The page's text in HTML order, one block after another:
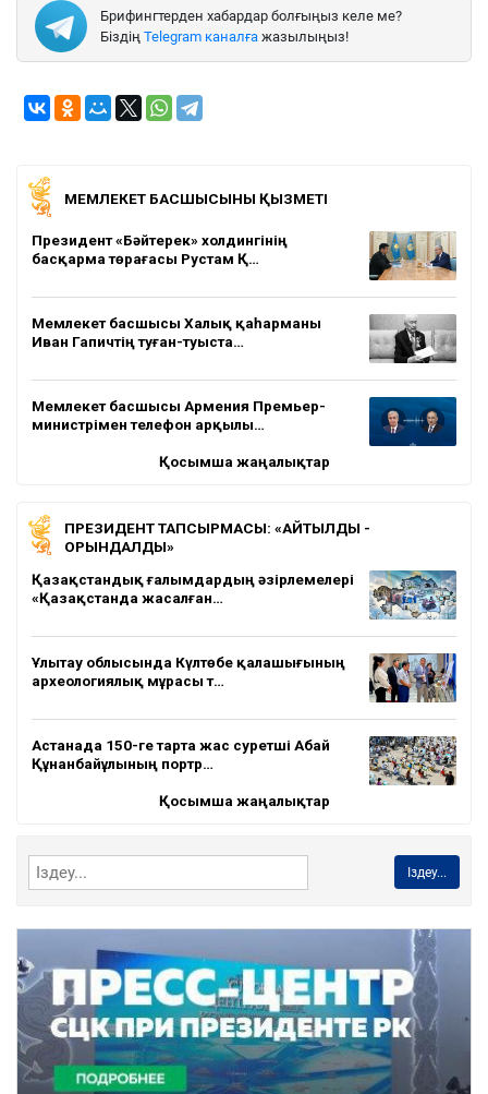
Брифингтерден хабардар болғыңыз келе ме?
Біздің Telegram каналға жазылыңыз!
МЕМЛЕКЕТ БАСШЫСЫНЫҢ ҚЫЗМЕТІ
Президент «Бәйтерек» холдингінің
басқарма төрағасы Рустам Қ…
Мемлекет басшысы Халық қаһарманы
Иван Гапичтің туған-туыста…
Мемлекет басшысы Армения Премьер-
министрімен телефон арқылы…
Қосымша жаңалықтар
ПРЕЗИДЕНТ ТАПСЫРМАСЫ: «АЙТЫЛДЫ -
ОРЫНДАЛДЫ»
Қазақстандық ғалымдардың әзірлемелері
«Қазақстанда жасалған…
Ұлытау облысында Күлтөбе қалашығының
археологиялық мұрасы т…
Астанада 150-ге тарта жас суретші Абай
Құнанбайұлының портр…
Қосымша жаңалықтар
Іздеу...